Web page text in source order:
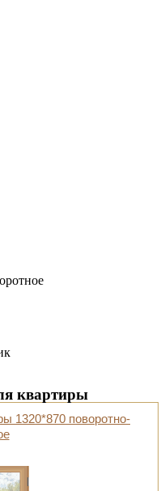
квартиры
1320*870 поворотно-